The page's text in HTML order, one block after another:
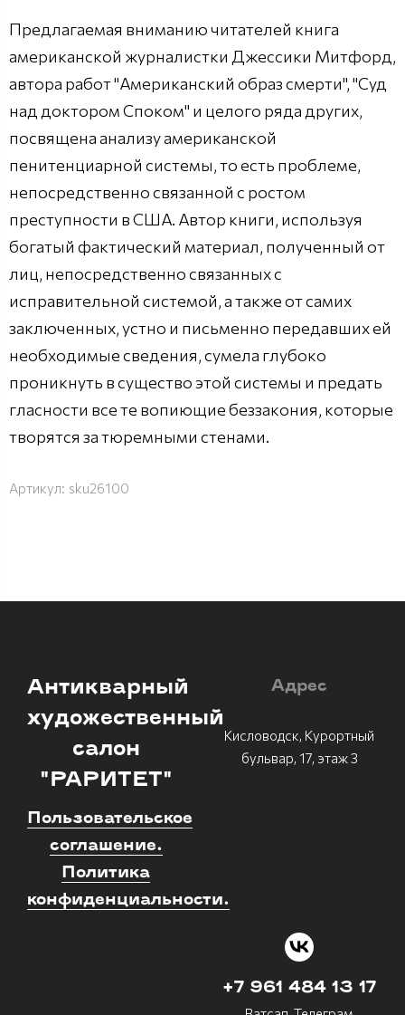
Предлагаемая вниманию читателей книга
американской журналистки Джессики Митфорд,
автора работ "Американский образ смерти", "Суд
над доктором Споком" и целого ряда других,
посвящена анализу американской
пенитенциарной системы, то есть проблеме,
непосредственно связанной с ростом
преступности в США. Автор книги, используя
богатый фактический материал, полученный от
лиц, непосредственно связанных с
исправительной системой, а также от самих
заключенных, устно и письменно передавших ей
необходимые сведения, сумела глубоко
проникнуть в существо этой системы и предать
гласности все те вопиющие беззакония, которые
творятся за тюремными стенами.
Артикул: sku26100
Антикварный
художественный
салон
"РАРИТЕТ"
Пользовательское
соглашение.
Политика
конфиденциальности.
Адрес
Кисловодск, Курортный
бульвар, 17, этаж 3
+7 961 484 13 17